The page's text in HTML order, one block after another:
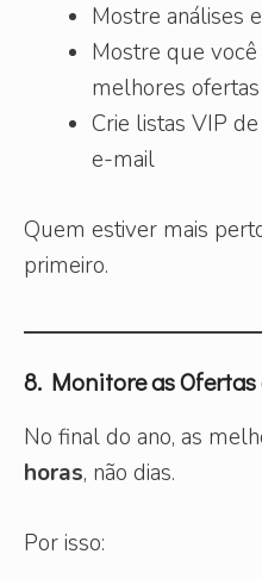
Mostre análises
Mostre que
melhores ofertas
Crie listas VIP
e-mail
Quem estiver mais
primeiro.
8. Monitore as Ofertas
No final do ano, as
horas, não dias.
Por isso: